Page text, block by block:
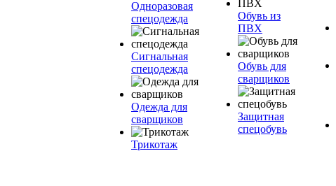
Одноразовая
спецодежда
Сигнальная
спецодежда
Одежда для
сварщиков
Трикотаж
Обувь из
ПВХ
Обувь для
сварщиков
Защитная
спецобувь